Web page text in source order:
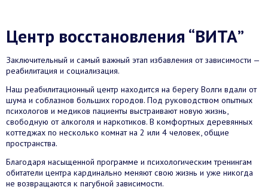
Центр восстановления “ВИТА”
Заключительный и самый важный этап избавления от зависимости —
реабилитация и социализация.
Наш реабилитационный центр находится на берегу Волги вдали от
шума и соблазнов больших городов. Под руководством опытных
психологов и медиков пациенты выстраивают новую жизнь,
свободную от алкоголя и наркотиков. В комфортных деревянных
коттеджах по несколько комнат на 2 или 4 человек, общие
пространства.
Благодаря насыщенной программе и психологическим тренингам
обитатели центра кардинально меняют свою жизнь и уже никогда
не возвращаются к пагубной зависимости.